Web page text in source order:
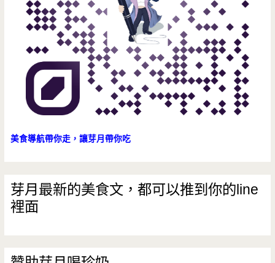
醫
西
牙
菜/
鍋/
小
美食導航帶你走，讓芽月帶你吃
芽月最新的美食文，都可以推到你的line
裡面